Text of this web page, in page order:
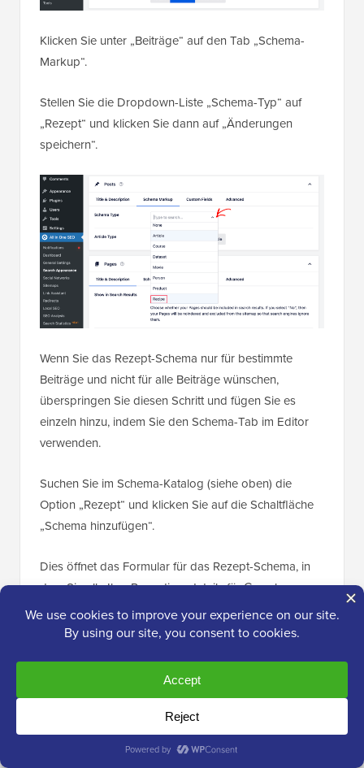
Klicken Sie unter „Beiträge“ auf den Tab „Schema-
Markup“.
Stellen Sie die Dropdown-Liste „Schema-Typ“ auf
„Rezept“ und klicken Sie dann auf „Änderungen
speichern“.
Wenn Sie das Rezept-Schema nur für bestimmte
Beiträge und nicht für alle Beiträge wünschen,
überspringen Sie diesen Schritt und fügen Sie es
einzeln hinzu, indem Sie den Schema-Tab im Editor
verwenden.
Suchen Sie im Schema-Katalog (siehe oben) die
Option „Rezept“ und klicken Sie auf die Schaltfläche
„Schema hinzufügen“.
Dies öffnet das Formular für das Rezept-Schema, in
dem Sie alle Ihre Rezeptionsdetails für Google
ausfüllen können.